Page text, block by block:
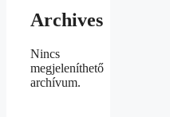
Archives
Nincs
megjeleníthető
archívum.